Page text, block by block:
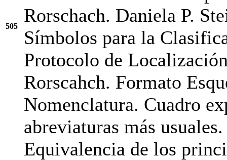
505
Rorschach. Daniela P.
Símbolos para la
Protocolo de
Rorscahch. Formato
Nomenclatura. Cuadro
abreviaturas más
Equivalencia de los